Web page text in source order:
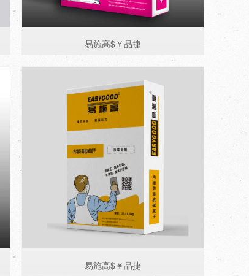
易施高$￥品捷
易施高$￥品捷